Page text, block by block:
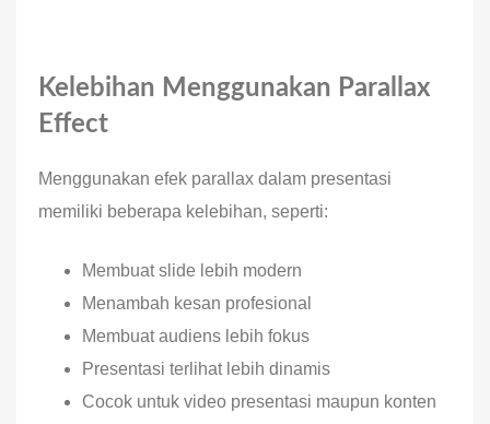
Kelebihan Menggunakan Parallax
Effect
Menggunakan efek parallax dalam presentasi
memiliki beberapa kelebihan, seperti:
Membuat slide lebih modern
Menambah kesan profesional
Membuat audiens lebih fokus
Presentasi terlihat lebih dinamis
Cocok untuk video presentasi maupun konten